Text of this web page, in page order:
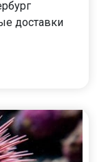
доставки